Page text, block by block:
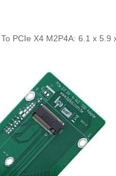
To PCIe X4 M2P4A: 6.1 x 5.9